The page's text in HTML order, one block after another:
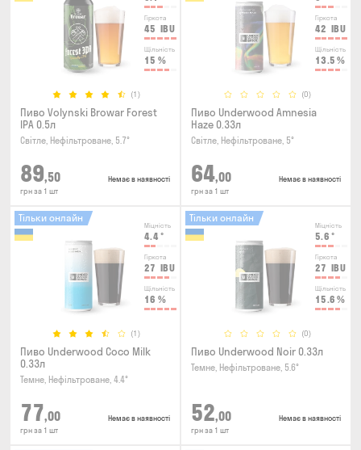
Гіркота
45 IBU
Щільність
15 %
(1)
Пиво Volynski Browar Forest
IPA 0.5л
Світле, Нефільтроване, 5.7°
89,50
грн за 1 шт
Немає в наявності
Гіркота
42 IBU
Щільність
13.5 %
(0)
Пиво Underwood Amnesia
Haze 0.33л
Світле, Нефільтроване, 5°
64,00
грн за 1 шт
Немає в наявності
Міцність
4.4 °
Гіркота
27 IBU
Щільність
16 %
(1)
Тільки онлайн
Пиво Underwood Coco Milk
0.33л
Темне, Нефільтроване, 4.4°
77,00
грн за 1 шт
Немає в наявності
Міцність
5.6 °
Гіркота
27 IBU
Щільність
15.6 %
(0)
Тільки онлайн
Пиво Underwood Noir 0.33л
Темне, Нефільтроване, 5.6°
52,00
грн за 1 шт
Немає в наявності